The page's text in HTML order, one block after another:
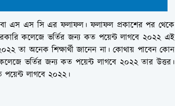
এস এস সি এর ফলাফল। ফলাফল প্রকাশের পর থেকে
কলেজে ভর্তির জন্য কত পয়েন্ট লাগবে ২০২২ এই
তা অনেক শিক্ষার্থী জানেন না। কোথায় পাবেন কোন
ভর্তির জন্য কত পয়েন্ট লাগবে ২০২২ তার উত্তর।
লাগবে ২০২২।